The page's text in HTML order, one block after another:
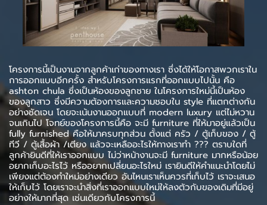
โครงการนี้เป็นงานจากลูกค้าเก่าของทางเรา ซึ่งได้ให้โอกาสพวกเราใน
การออกแบบอีกครั้ง สำหรับโครงการแรกที่ออกแบบไปนั้น คือ
ashton chula ซึ่งเป็นห้องของลูกชาย ในโครงการใหม่นี้เป็นห้อง
ของลูกสาว ซึ่งมีความต้องการและความชอบใน style ที่แตกต่างกัน
อย่างชัดเจน โดยจะเน้นงานออกแบบที่ modern luxury แต่ไม่หวาน
จนเกินไป โจทย์ของโครงการนี้คือ จะมี furniture ที่ให้มาอยู่แล้วเป็น
fully furnished คือให้มาครบทุกส่วน ตั้งแต่ ครัว / ตู้เก็บของ / ตู้
ทีวี / ตู้เสื้อผ้า /เตียง แล้วจะเหลืออะไรให้ทางเราทำ ??? ตราบใดที่
ลูกค้ายินดีที่ให้เราออกแบบ ไม่ว่าหน้างานจะมี furniture มากหรือน้อย
อยากเก็บอะไรไว้ หรืออยากเปลี่ยนอะไรใหม่ เรายินดีให้คำแนะนำโดยไม่
เพียงแต่ต้องทำใหม่อย่างเดียว อันไหนเราเห็นควรที่เก็บไว้ เราจะเสนอ
ให้เก็บไว้ โดยเราจะนำสิ่งที่เราออกแบบใหม่ให้ลงตัวกับของเดิมที่มีอยู่
อย่างให้มากที่สุด เช่นเดียวกับโครงการนี้